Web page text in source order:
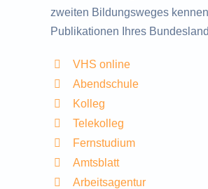
zweiten Bildungsweges
Publikationen Ihres
VHS online
Abendschule
Kolleg
Telekolleg
Fernstudium
Amtsblatt
Arbeitsagentur